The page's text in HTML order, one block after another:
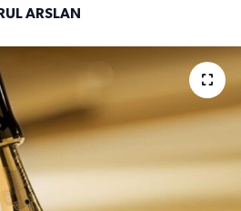
ARSLAN